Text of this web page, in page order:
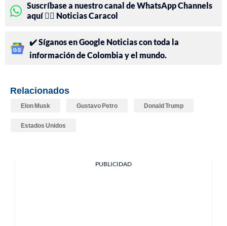
Suscríbase a nuestro canal de WhatsApp Channels
aquí 👉🏻 Noticias Caracol
✔️ Síganos en Google Noticias con toda la
información de Colombia y el mundo.
Relacionados
Elon Musk Gustavo Petro Donald Trump
Estados Unidos
PUBLICIDAD